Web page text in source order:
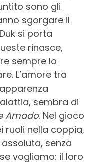
sono gli
sgorgare il
si porta
rinasce,
sempre lo
L’amore tra
sembra di
Amado. Nel gioco
ruoli nella coppia,
senza
vogliamo: il loro